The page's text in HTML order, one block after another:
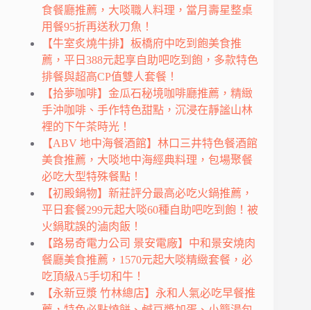
食餐廳推薦，大啖職人料理，當月壽星整桌
用餐95折再送秋刀魚！
【牛室炙燒牛排】板橋府中吃到飽美食推
薦，平日388元起享自助吧吃到飽，多款特色
排餐與超高CP值雙人套餐！
【拾夢咖啡】金瓜石秘境咖啡廳推薦，精緻
手沖咖啡、手作特色甜點，沉浸在靜謐山林
裡的下午茶時光！
【ABV 地中海餐酒館】林口三井特色餐酒館
美食推薦，大啖地中海經典料理，包場聚餐
必吃大型特殊餐點！
【初殿鍋物】新莊評分最高必吃火鍋推薦，
平日套餐299元起大啖60種自助吧吃到飽！被
火鍋耽誤的滷肉飯！
【路易奇電力公司 景安電廠】中和景安燒肉
餐廳美食推薦，1570元起大啖精緻套餐，必
吃頂級A5手切和牛！
【永新豆漿 竹林總店】永和人氣必吃早餐推